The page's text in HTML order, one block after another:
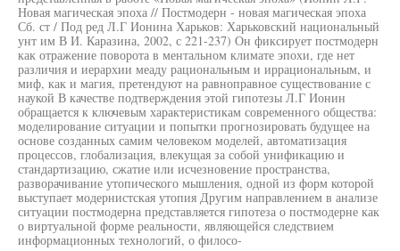
Новая магическая эпоха // Постмодерн - новая магическая эпоха
Сб. ст / Под ред Л.Г Ионина Харьков: Харьковский национальный
унт им В И. Каразина, 2002, с 221-237) Он фиксирует постмодерн
как отражение поворота в ментальном климате эпохи, где нет
различия и иерархии меаду рациональным и иррациональным, и
миф, как и магия, претендуют на равноправное существование с
наукой В качестве подтверждения этой гипотезы Л.Г Ионин
обращается к ключевым характеристикам современного общества:
моделирование ситуации и попытки прогнозировать будущее на
основе созданных самим человеком моделей, автоматизация
процессов, глобализация, влекущая за собой унификацию и
стандартизацию, сжатие или исчезновение пространства,
разворачивание утопического мышления, одной из форм которой
выступает модернистская утопия Другим направлением в анализе
ситуации постмодерна представляется гипотеза о постмодерне как
о виртуальной форме реальности, являющейся следствием
информационных технологий, о филосо-